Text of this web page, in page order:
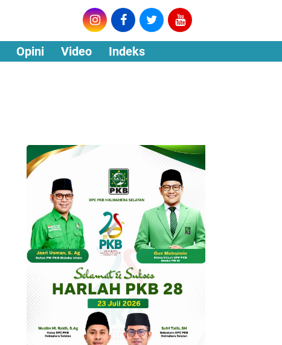
Opini Video Indeks